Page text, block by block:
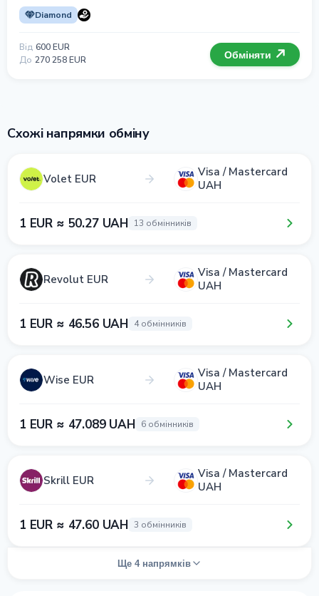
Diamond
Від 600 EUR
До 270 258 EUR Обміняти
Схожі напрямки обміну
Volet EUR
Visa / Mastercard
UAH
1 EUR ≈ 50.27 UAH 13 обмінників
Revolut EUR
Visa / Mastercard
UAH
1 EUR ≈ 46.56 UAH 4 обмінників
Wise EUR
Visa / Mastercard
UAH
1 EUR ≈ 47.089 UAH 6 обмінників
Skrill EUR
Visa / Mastercard
UAH
1 EUR ≈ 47.60 UAH 3 обмінників
Ще 4 напрямків